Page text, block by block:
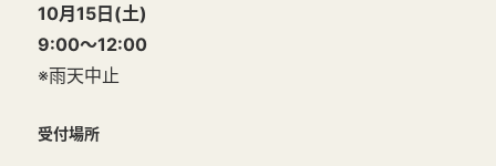
10月15日(土)
9:00～12:00
※雨天中止
受付場所